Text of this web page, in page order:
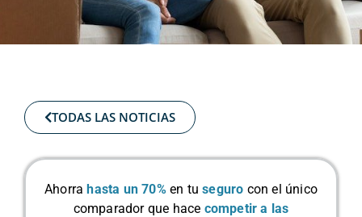
TODAS LAS NOTICIAS
Ahorra hasta un 70% en tuseguro con el único
comparador que hace competir a las